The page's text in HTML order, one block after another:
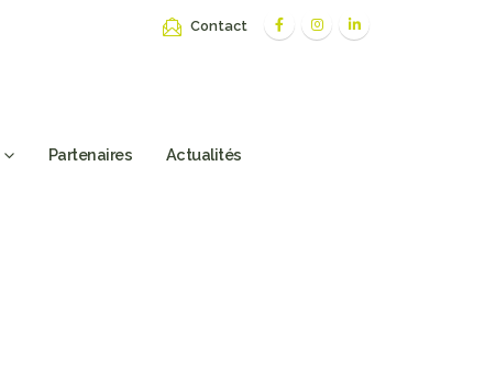
Contact
Partenaires Actualités